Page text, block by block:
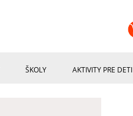
ŠKOLY AKTIVITY PRE DETI